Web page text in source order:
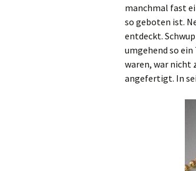
manchmal fast
so geboten ist.
entdeckt.
umgehend so
waren, war nicht
angefertigt. In